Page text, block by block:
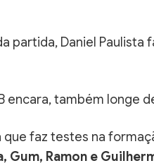
partida, Daniel
encara, também longe
faz testes na
Gum, Ramon e